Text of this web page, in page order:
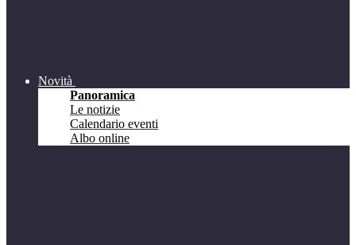
Novità
Panoramica
Le notizie
Calendario eventi
Albo online